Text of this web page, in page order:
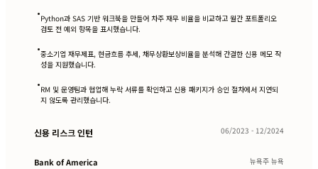
•Python과 SAS 기반 워크북을 만들어 차주 재무 비율을 비교하고 월간 포트폴리오
검토 전 예외 항목을 표시했습니다.
•중소기업 재무제표, 현금흐름 추세, 채무상환보상비율을 분석해 간결한 신용 메모 작
성을 지원했습니다.
•RM 및 운영팀과 협업해 누락 서류를 확인하고 신용 패키지가 승인 절차에서 지연되
지 않도록 관리했습니다.
신용 리스크 인턴 06/2023 - 12/2024
Bank of America 뉴욕주 뉴욕